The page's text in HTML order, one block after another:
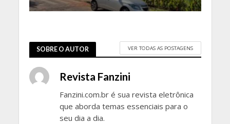
SOBRE O AUTOR VER TODAS AS POSTAGENS
Revista Fanzini
Fanzini.com.br é sua revista eletrônica
que aborda temas essenciais para o
seu dia a dia.